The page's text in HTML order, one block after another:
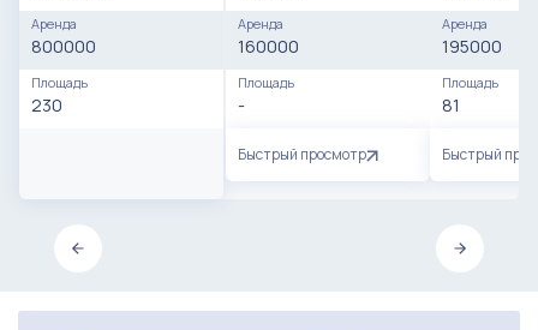
Аренда
800000
Площадь
230
Аренда
160000
Площадь
-
Быстрый просмотр
Аренда
195000
Площадь
81
Быстрый